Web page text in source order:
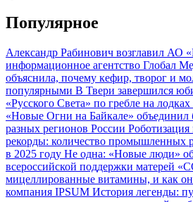
Популярное
Александр Рабинович возглавил АО
информационное агентство Глобал
объяснила, почему кефир, творог и
популярными В Твери завершился
«Русского Света» по гребле на
«Новые Огни на Байкале» объединил
разных регионов России
рекорды: количество промышленных
в 2025 году Не одна: «Новые люди»
всероссийской поддержки матерей
мицеллированные витамины, и как
компания IPSUM История легенды: